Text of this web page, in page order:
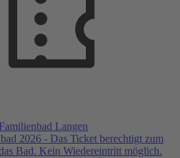
Langen
2026 - Das Ticket berechtigt zum
Bad. Kein Wiedereintritt möglich.